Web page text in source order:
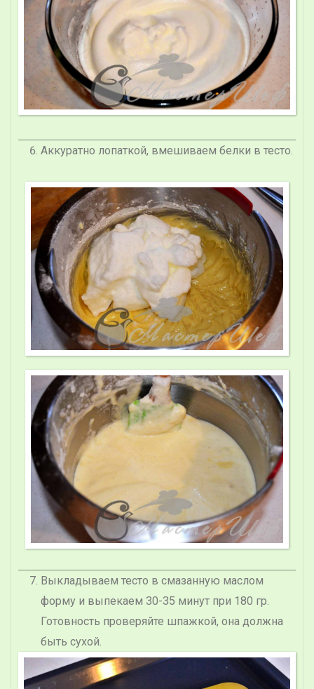
Аккуратно лопаткой, вмешиваем белки в тесто.
Выкладываем тесто в смазанную маслом
форму и выпекаем 30-35 минут при 180 гр.
Готовность проверяйте шпажкой, она должна
быть сухой.